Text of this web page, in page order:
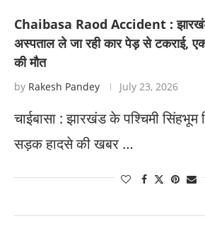
Chaibasa Raod Accident :
अस्पताल ले जा रही कार पेड़ से टकराई, एक
की मौत
by Rakesh Pandey July 23, 2026
चाईबासा : झारखंड के पश्चिमी
सड़क हादसे की खबर …